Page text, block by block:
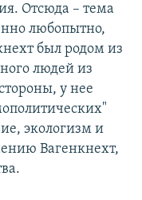
Отсюда – тема
любопытно,
был родом из
людей из
у нее
экологизм и
Вагенкнехт,